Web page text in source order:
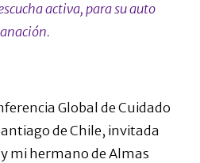
activa, para su auto
Global de Cuidado
de Chile, invitada
mi hermano de Almas